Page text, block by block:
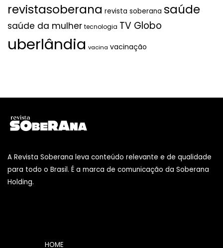
revistasoberana revista soberana saúde
saúde da mulher tecnologia TV Globo
uberlândia vacina vacinação
A Revista Soberana leva conteúdo relevante e de qualidade
para todo o Brasil. É a marca de comunicação da Soberana
Holding.
HOME